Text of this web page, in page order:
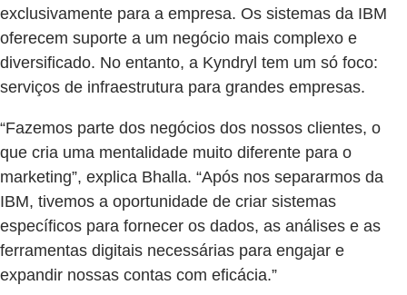
exclusivamente para a empresa. Os sistemas da IBM
oferecem suporte a um negócio mais complexo e
diversificado. No entanto, a Kyndryl tem um só foco:
serviços de infraestrutura para grandes empresas.
“Fazemos parte dos negócios dos nossos clientes, o
que cria uma mentalidade muito diferente para o
marketing”, explica Bhalla. “Após nos separarmos da
IBM, tivemos a oportunidade de criar sistemas
específicos para fornecer os dados, as análises e as
ferramentas digitais necessárias para engajar e
expandir nossas contas com eficácia.”